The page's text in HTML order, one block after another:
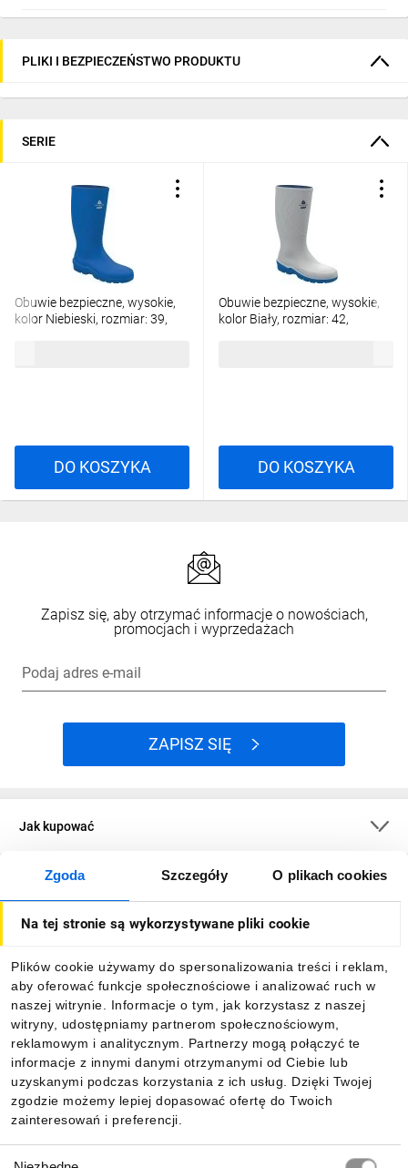
Zgoda Szczegóły O plikach cookies
Na tej stronie są wykorzystywane pliki cookie
Plików cookie używamy do spersonalizowania treści i reklam,
aby oferować funkcje społecznościowe i analizować ruch w
naszej witrynie. Informacje o tym, jak korzystasz z naszej
witryny, udostępniamy partnerom społecznościowym,
reklamowym i analitycznym. Partnerzy mogą połączyć te
informacje z innymi danymi otrzymanymi od Ciebie lub
uzyskanymi podczas korzystania z ich usług. Dzięki Twojej
zgodzie możemy lepiej dopasować ofertę do Twoich
zainteresowań i preferencji.
PLIKI I BEZPIECZEŃSTWO PRODUKTU
SERIE
Obuwie bezpieczne, wysokie,
kolor Niebieski, rozmiar: 39,
DO KOSZYKA
Obuwie bezpieczne, wysokie,
kolor Biały, rozmiar: 42,
DO KOSZYKA
Zapisz się, aby otrzymać informacje o nowościach,
promocjach i wyprzedażach
Podaj adres e-mail
ZAPISZ SIĘ
Jak kupować
O firmie
Informacje
Pobierz naszą aplikację mobilną: